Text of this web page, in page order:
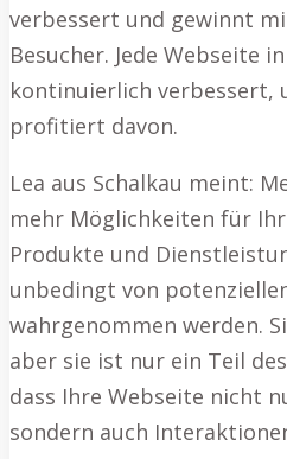
verbessert und gewinnt
Besucher. Jede Webseite
kontinuierlich verbessert,
profitiert davon.
Lea aus Schalkau meint:
mehr Möglichkeiten für
Produkte und
unbedingt von
wahrgenommen werden.
aber sie ist nur ein Teil
dass Ihre Webseite nicht
sondern auch